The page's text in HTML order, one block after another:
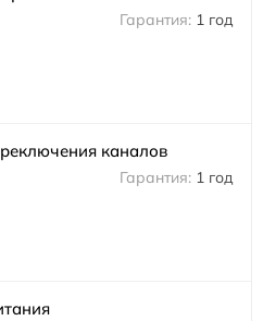
1 год
каналов
1 год